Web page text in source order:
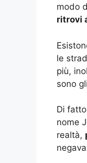
modo
ritrovi
le
più,
sono
Di
nome
realtà,